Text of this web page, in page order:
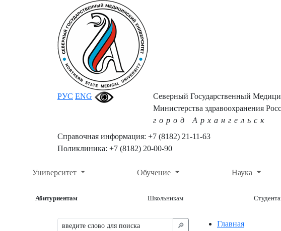
РУС ENG
Северный Государственный
Министерства здравоохранения
город Архангельск
Справочная информация: +7 (8182) 21-11-63
Поликлиника: +7 (8182) 20-00-90
Университет Обучение Наука
Абитуриентам Школьникам
🔎︎
Главная